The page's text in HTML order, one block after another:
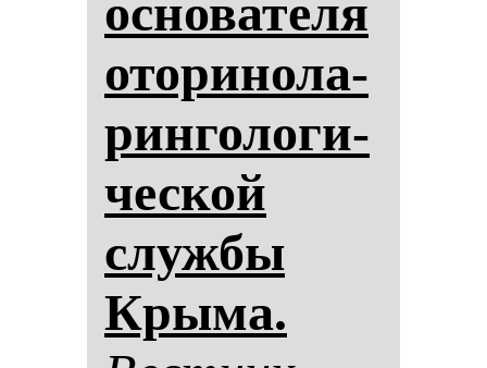
ос­но­ва­те­ля
ото­ри­но­ла­
рин­го­ло­ги­
чес­кой
служ­бы
Кры­ма.